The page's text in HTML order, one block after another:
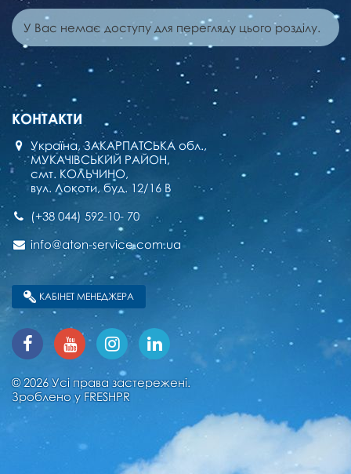
У Вас немає доступу для перегляду цього розділу.
КОНТАКТИ
Україна, ЗАКАРПАТСЬКА обл.,
МУКАЧІВСЬКИЙ РАЙОН,
смт. КОЛЬЧИНО,
вул. Локоти, буд. 12/16 В
(+38 044) 592-10- 70
info@aton-service.com.ua
КАБІНЕТ МЕНЕДЖЕРА
© 2026 Усі права застережені.
Зроблено уFRESHPR